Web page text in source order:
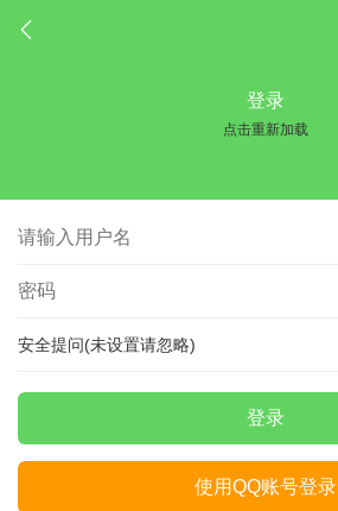
登录
点击重新加载
安全提问(未设置请忽略)
登录
使用QQ账号登录